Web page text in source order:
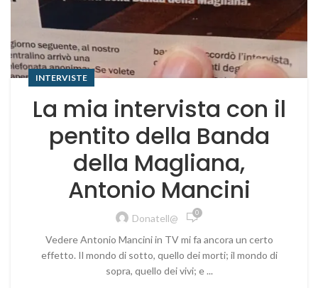
INTERVISTE
La mia intervista con il
pentito della Banda
della Magliana,
Antonio Mancini
Donatell@ 0
Vedere Antonio Mancini in TV mi fa ancora un certo
effetto. Il mondo di sotto, quello dei morti; il mondo di
sopra, quello dei vivi; e ...